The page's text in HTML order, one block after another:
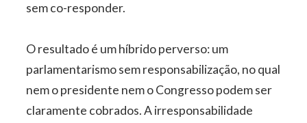
sem co-responder.
O resultado é um híbrido perverso: um
parlamentarismo sem responsabilização, no qual
nem o presidente nem o Congresso podem ser
claramente cobrados. A irresponsabilidade